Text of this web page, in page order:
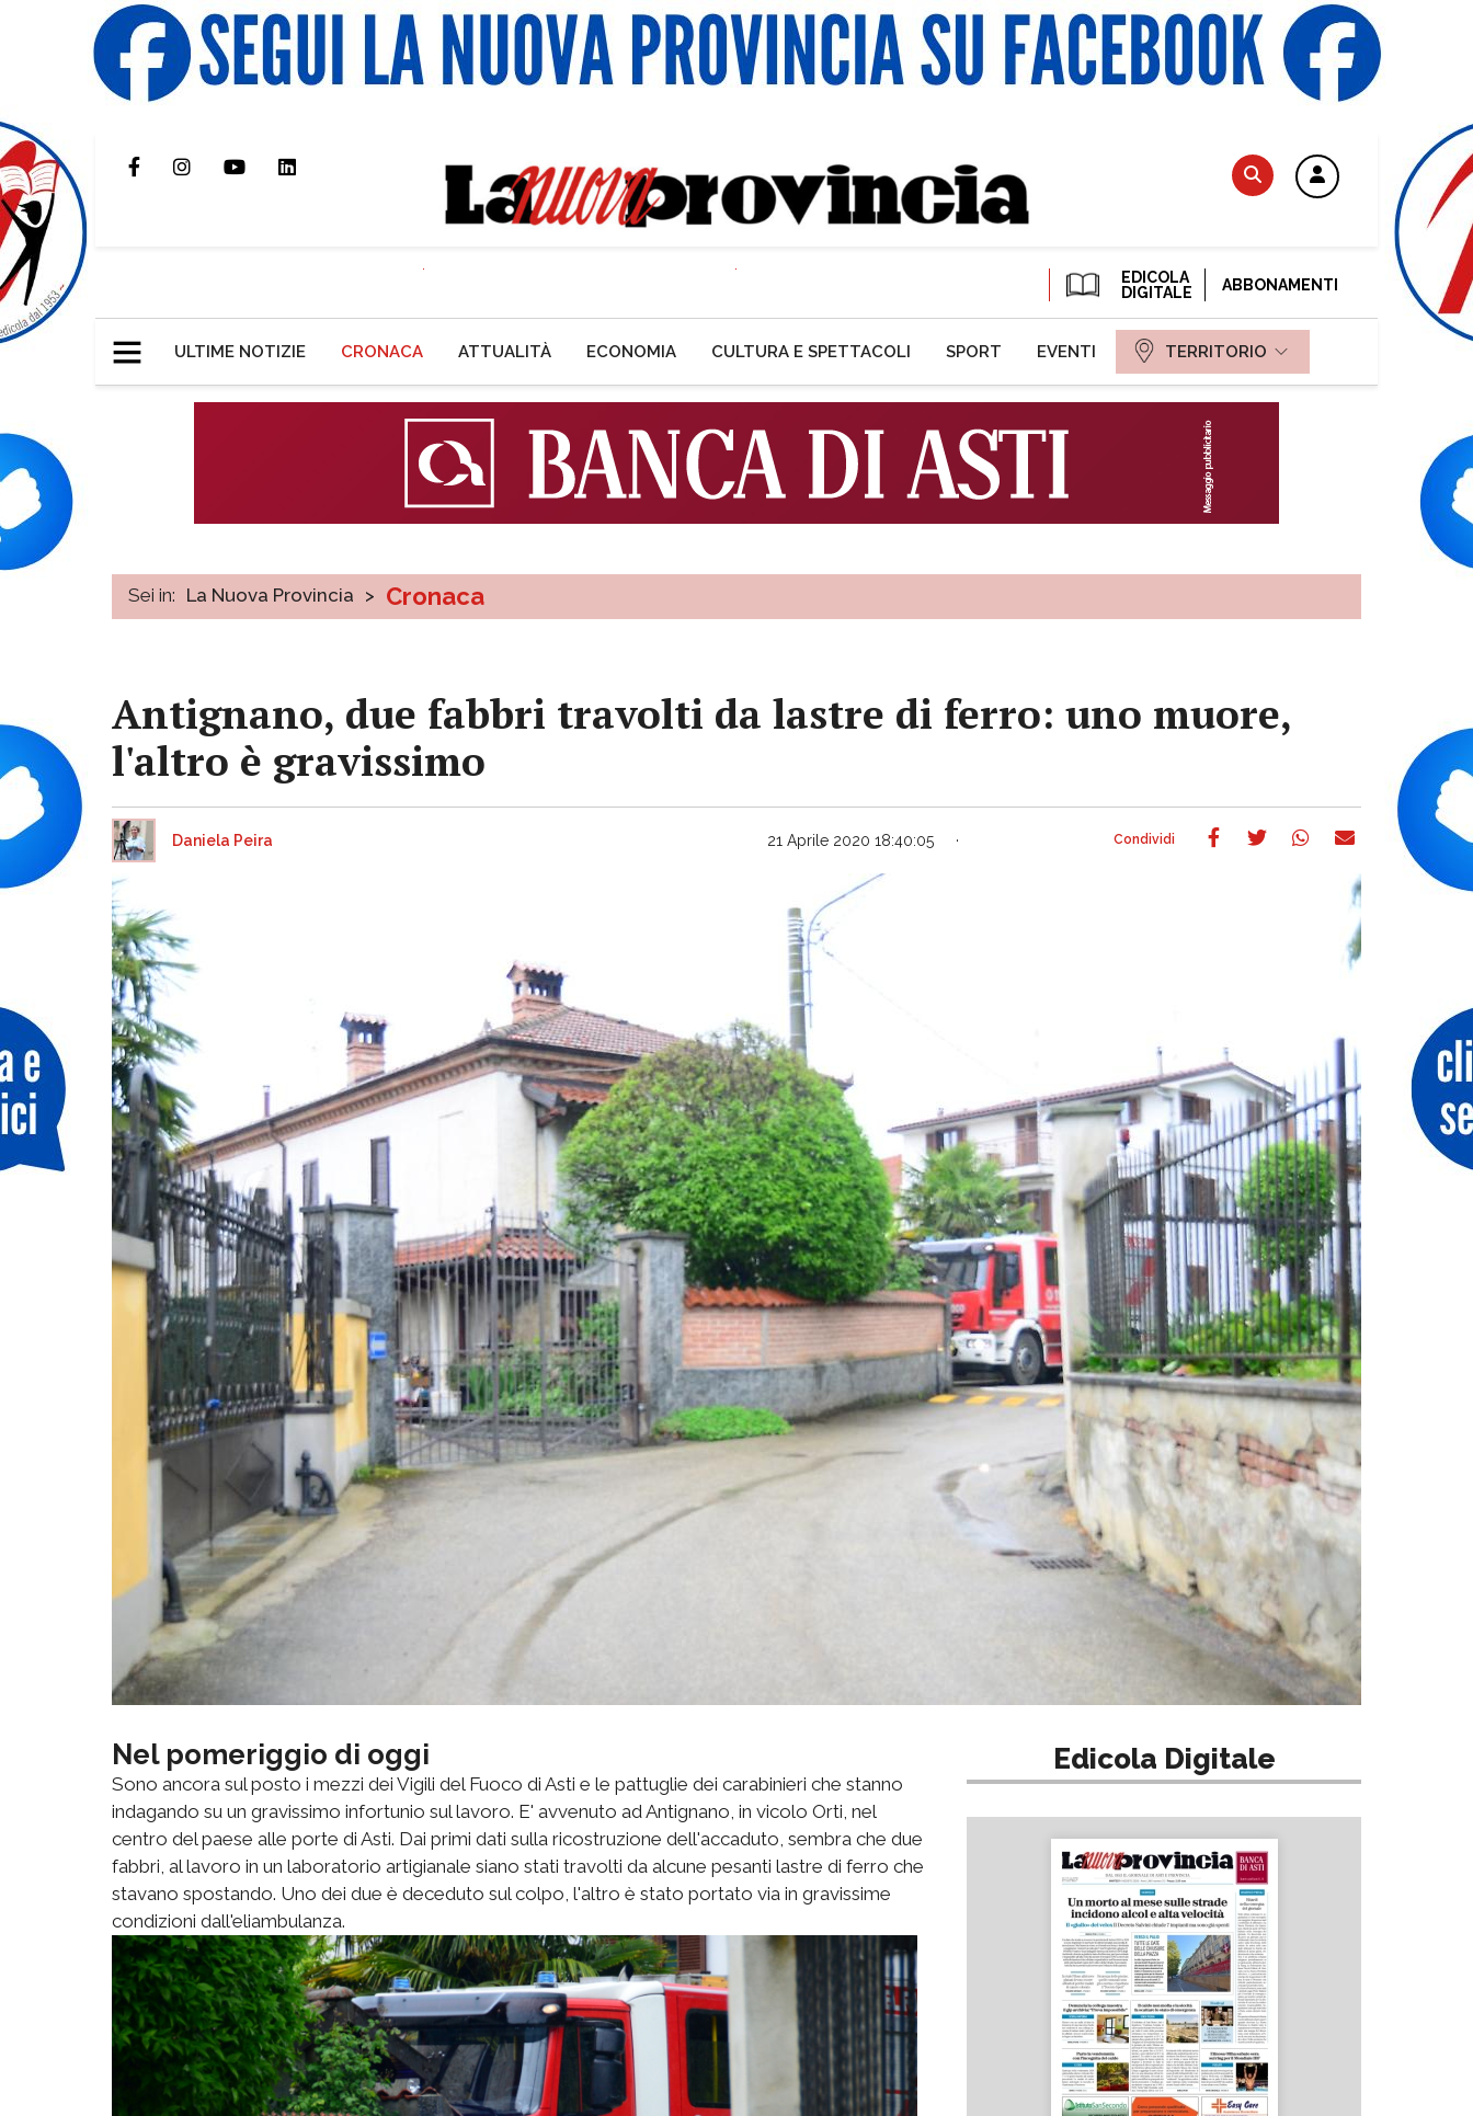
EDICOLA
DIGITALE
ABBONAMENTI
ULTIME NOTIZIE CRONACA ATTUALITÀ ECONOMIA CULTURA E SPETTACOLI SPORT EVENTI TERRITORIO
Sei in: La Nuova Provincia > Cronaca
Antignano, due fabbri travolti da lastre di ferro: uno muore,
l'altro è gravissimo
Daniela Peira 21 Aprile 2020 18:40:05
Nel pomeriggio di oggi
Sono ancora sul posto i mezzi dei Vigili del Fuoco di Asti e le pattuglie dei carabinieri che stanno
indagando su un gravissimo infortunio sul lavoro. E' avvenuto ad Antignano, in vicolo Orti, nel
centro del paese alle porte di Asti. Dai primi dati sulla ricostruzione dell'accaduto, sembra che due
fabbri, al lavoro in un laboratorio artigianale siano stati travolti da alcune pesanti lastre di ferro che
stavano spostando. Uno dei due è deceduto sul colpo, l'altro è stato portato via in gravissime
condizioni dall'eliambulanza.
Edicola Digitale